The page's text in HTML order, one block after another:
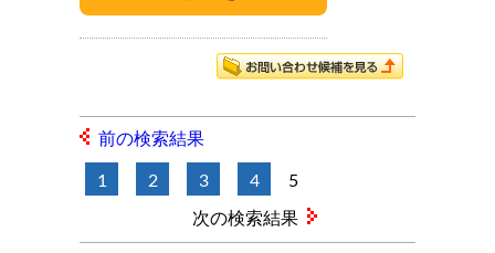
前の検索結果
1 2 3 4 5